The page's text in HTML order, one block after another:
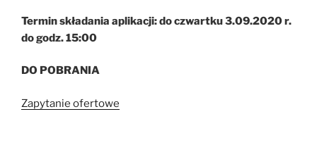
Termin składania aplikacji: do czwartku 3.09.2020 r.
do godz. 15:00
DO POBRANIA
Zapytanie ofertowe